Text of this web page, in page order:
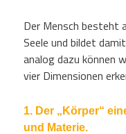
Der Mensch besteht
Seele und bildet
analog dazu können
vier Dimensionen
1. Der „Körper“
und Materie.